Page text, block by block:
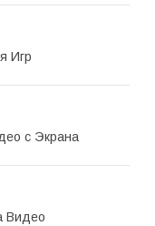
Игр
с Экрана
Видео